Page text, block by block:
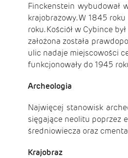
Finckenstein wybudował
krajobrazowy. W 1845
roku. Kościół w Cybince
założona została
ulic nadaje miejscowości
funkcjonowały do 1945
Archeologia
Najwięcej stanowisk
sięgające neolitu poprzez
średniowiecza oraz
Krajobraz